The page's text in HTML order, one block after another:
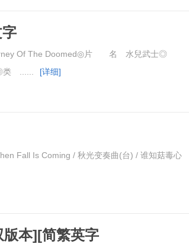
Of The Doomed◎片 名 水兒武士◎
......
[详细]
Is Coming / 秋光变奏曲(台) / 谁知菇毒心
版本][简繁英字